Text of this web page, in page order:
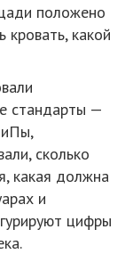
положено
кровать, какой
стандарты —
сколько
какая должна
и
цифры